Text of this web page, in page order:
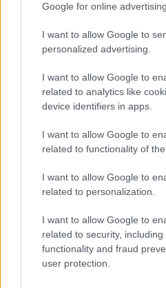
Google for online
I want to allow Google to
personalized advertising.
I want to allow Google to
related to analytics like
device identifiers in apps.
I want to allow Google to
related to functionality of
I want to allow Google to
related to personalization.
I want to allow Google to
related to security,
functionality and fraud
user protection.
Αναφερόμενη στη
περιέγραψε ως «
κοιλάδες»,
αφιέρωση χρόνου στα
πεζοπορίες και
σύζυγό της.
Επίσης, η Μέγκαν
της στη βασιλική